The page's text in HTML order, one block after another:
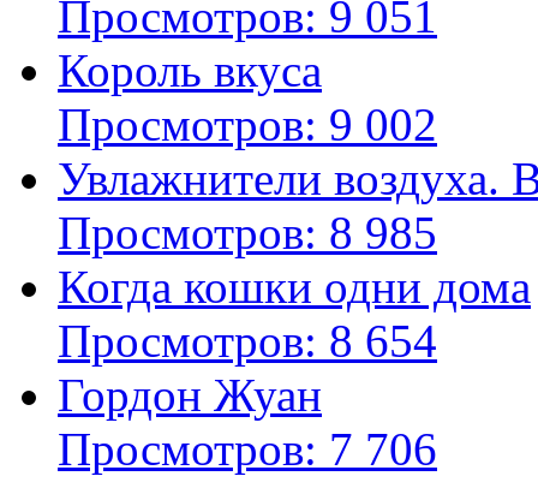
Просмотров: 9 051
Король вкуса
Просмотров: 9 002
Увлажнители воздуха.
Просмотров: 8 985
Когда кошки одни дома
Просмотров: 8 654
Гордон Жуан
Просмотров: 7 706